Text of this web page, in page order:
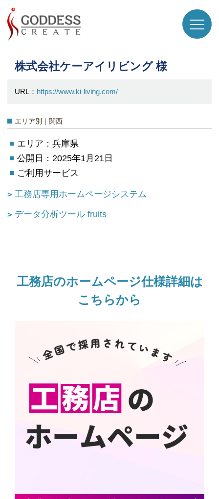
株式会社ケーアイリビング 様
URL： https://www.ki-living.com/
エリア別｜関西
エリア：兵庫県
公開日：2025年1月21日
ご利用サービス
工務店専用ホームページシステム
データ分析ツール fruits
工務店のホームページ仕様詳細は
こちらから